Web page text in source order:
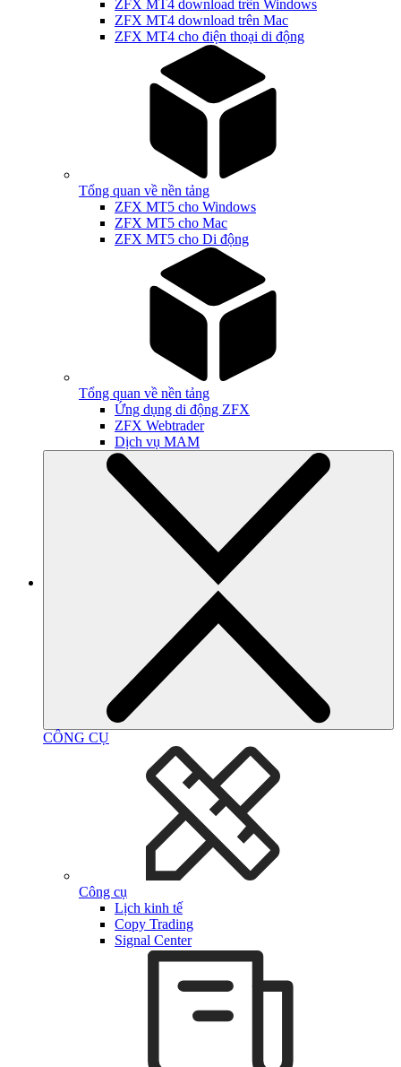
ZFX MT4 download trên Windows
ZFX MT4 download trên Mac
ZFX MT4 cho điện thoại di động
Tổng quan về nền tảng
ZFX MT5 cho Windows
ZFX MT5 cho Mac
ZFX MT5 cho Di động
Tổng quan về nền tảng
Ứng dụng di động ZFX
ZFX Webtrader
Dịch vụ MAM
CÔNG CỤ
Công cụ
Lịch kinh tế
Copy Trading
Signal Center